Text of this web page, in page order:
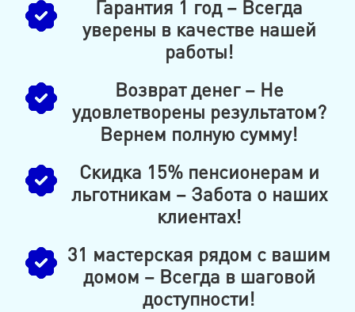
Гарантия 1 год – Всегда
уверены в качестве нашей
работы!
Возврат денег – Не
удовлетворены результатом?
Вернем полную сумму!
Скидка 15% пенсионерам и
льготникам – Забота о наших
клиентах!
31 мастерская рядом с вашим
домом – Всегда в шаговой
доступности!